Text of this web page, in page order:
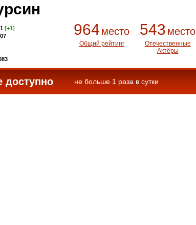
964 место
Общий рейтинг
543 место
Отечественные
Актёры
[+1]
доступно не больше 1 раза в сутки